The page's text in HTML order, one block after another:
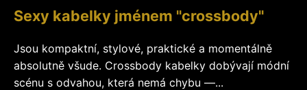
Sexy kabelky jménem "crossbody"
Jsou kompaktní, stylové, praktické a momentálně
absolutně všude. Crossbody kabelky dobývají módní
scénu s odvahou, která nemá chybu —...